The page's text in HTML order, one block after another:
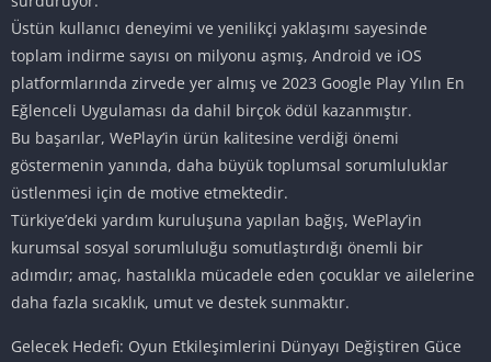
Üstün kullanıcı deneyimi ve yenilikçi yaklaşımı sayesinde
toplam indirme sayısı on milyonu aşmış, Android ve iOS
platformlarında zirvede yer almış ve 2023 Google Play Yılın En
Eğlenceli Uygulaması da dahil birçok ödül kazanmıştır.
Bu başarılar, WePlay’in ürün kalitesine verdiği önemi
göstermenin yanında, daha büyük toplumsal sorumluluklar
üstlenmesi için de motive etmektedir.
Türkiye’deki yardım kuruluşuna yapılan bağış, WePlay’in
kurumsal sosyal sorumluluğu somutlaştırdığı önemli bir
adımdır; amaç, hastalıkla mücadele eden çocuklar ve ailelerine
daha fazla sıcaklık, umut ve destek sunmaktır.
Gelecek Hedefi: Oyun Etkileşimlerini Dünyayı Değiştiren Güce